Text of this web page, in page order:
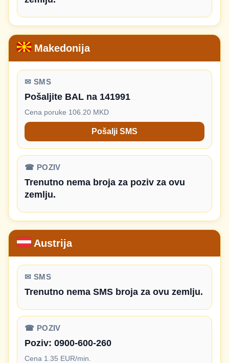
Makedonija
✉ SMS
Pošaljite BAL na 141991
Cena poruke 106.20 MKD
Pošalji SMS
☎ POZIV
Trenutno nema broja za poziv za ovu
zemlju.
Austrija
✉ SMS
Trenutno nema SMS broja za ovu zemlju.
☎ POZIV
Poziv: 0900-600-260
Cena 1.35 EUR/min.